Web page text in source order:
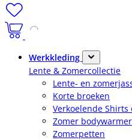
Werkkleding
Lente & Zomercollectie
Lente- en
Korte broeken
Verkoelende Shirts
Zomer
Zomerpetten